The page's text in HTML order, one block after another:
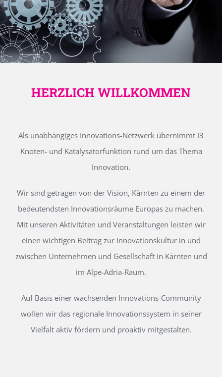
HERZLICH WILLKOMMEN
Als unabhängiges Innovations-Netzwerk übernimmt I3
Knoten- und Katalysatorfunktion rund um das Thema
Innovation.
Wir sind getragen von der Vision, Kärnten zu einem der
bedeutendsten Innovationsräume Europas zu machen.
Mit unseren Aktivitäten und Veranstaltungen leisten wir
einen wichtigen Beitrag zur Innovationskultur in und
zwischen Unternehmen und Gesellschaft in Kärnten und
im Alpe-Adria-Raum.
Auf Basis einer wachsenden Innovations-Community
wollen wir das regionale Innovationssystem in seiner
Vielfalt aktiv fördern und proaktiv mitgestalten.